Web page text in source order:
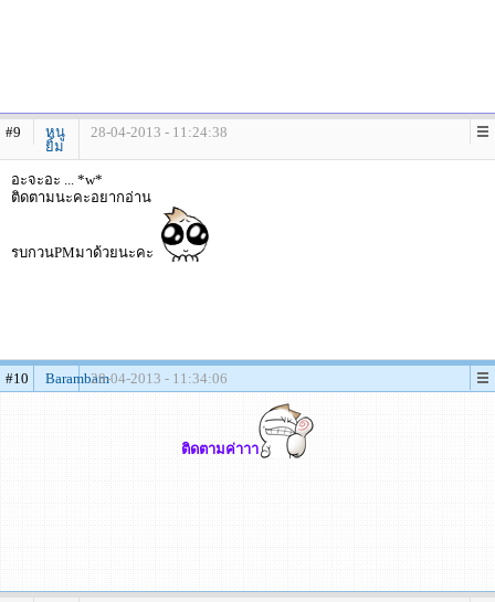
#9
หนู
ยิ้ม
28-04-2013 - 11:24:38
อะจะอะ ... *w*
ติดตามนะคะอยากอ่าน
รบกวนPMมาด้วยนะคะ
#10 Barambam28-04-2013 - 11:34:06
ติดตามค่าาา